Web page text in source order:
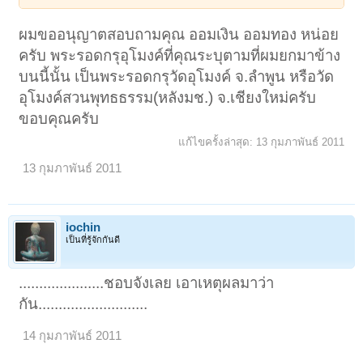
ผมขออนุญาตสอบถามคุณ ออมเงิน ออมทอง หน่อย
ครับ พระรอดกรุอุโมงค์ที่คุณระบุตามที่ผมยกมาข้าง
บนนี้นั้น เป็นพระรอดกรุวัดอุโมงค์ จ.ลำพูน หรือวัด
อุโมงค์สวนพุทธธรรม(หลังมช.) จ.เชียงใหม่ครับ
ขอบคุณครับ
แก้ไขครั้งล่าสุด: 13 กุมภาพันธ์ 2011
13 กุมภาพันธ์ 2011
iochin
เป็นที่รู้จักกันดี
.....................ชอบจังเลย เอาเหตุผลมาว่า
กัน...........................
14 กุมภาพันธ์ 2011